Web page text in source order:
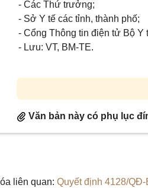
- Các Thứ trưởng;
- Sở Y tế các tỉnh, thành phố;
- Cổng Thông tin điện tử Bộ Y
- Lưu: VT, BM-TE.
Văn bản này có phụ lục
liên quan: Quyết định 4128/QĐ-